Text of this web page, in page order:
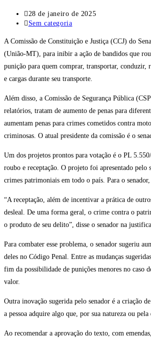
Post
publicado:
28 de janeiro de 2025
Categoria
post:
Sem categoria
A Comissão de Constituição e Justiça (CCJ) do
(União-MT), para inibir a ação de bandidos que
punição para quem comprar, transportar,
e cargas durante seu transporte.
Além disso, a Comissão de Segurança Pública
relatórios, tratam de aumento de penas para
aumentam penas para crimes cometidos contra
criminosas. O atual presidente da comissão é o
Um dos projetos prontos para votação é o PL
roubo e receptação. O projeto foi apresentado
crimes patrimoniais em todo o país. Para o
“A receptação, além de incentivar a prática de
desleal. De uma forma geral, o crime contra o
o produto de seu delito”, disse o senador na
Para combater esse problema, o senador sugeriu
deles no Código Penal. Entre as mudanças
fim da possibilidade de punições menores no
valor.
Outra inovação sugerida pelo senador é a criação
a pessoa adquire algo que, por sua natureza ou
Ao recomendar a aprovação do texto, com